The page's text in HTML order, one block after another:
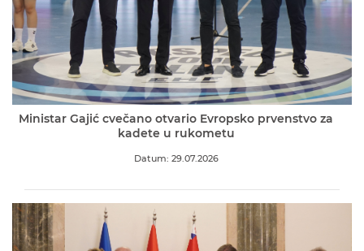
Ministar Gajić cvečano otvario Evropsko prvenstvo za
kadete u rukometu
Datum: 29.07.2026